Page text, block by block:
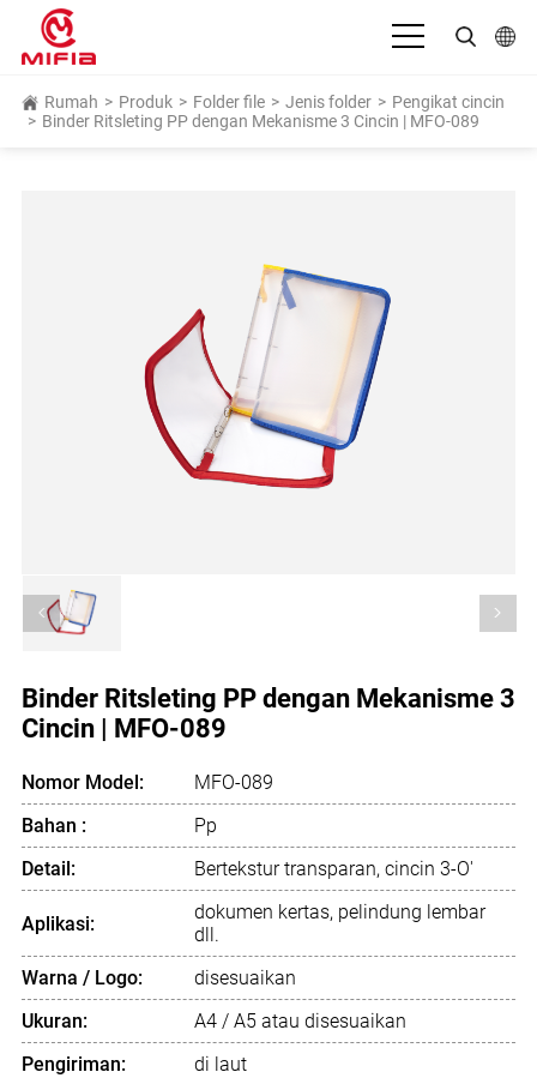
Bahasa Indonesia
Español
Français
Italiano
日本語
Português
Rumah > Produk > Folder file > Jenis folder > Pengikat cincin
> Binder Ritsleting PP dengan Mekanisme 3 Cincin | MFO-089
>
<
Binder Ritsleting PP dengan Mekanisme 3
Cincin | MFO-089
Nomor Model:
MFO-089
Bahan :
Pp
Detail:
Bertekstur transparan, cincin 3-O'
Aplikasi:
dokumen kertas, pelindung lembar
dll.
Warna / Logo:
disesuaikan
Ukuran:
A4 / A5 atau disesuaikan
Pengiriman:
di laut